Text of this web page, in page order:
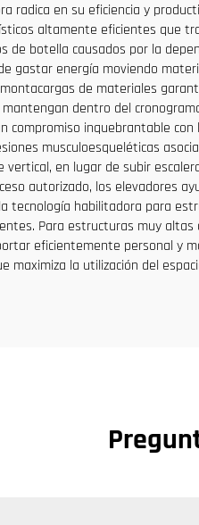
radica en su eficiencia y
altamente eficientes que
de botella causados por la
gastar energía moviendo
de materiales
dentro del
compromiso inquebrantable
musculoesqueléticas
en lugar de subir
autorizado, los elevadores
tecnología habilitadora para
Para estructuras muy
eficientemente personal y
maximiza la utilización del